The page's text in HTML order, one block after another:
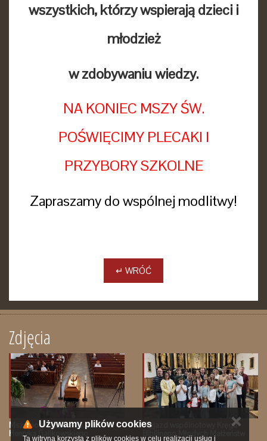
wszystkich, którzy wspierają dzieci i
młodzież
w zdobywaniu wiedzy.
NA KONIEC MSZY ŚW.
POŚWIĘCIMY PLECAKI I
PRZYBORY SZKOLNE
Zapraszamy do wspólnej modlitwy!
↵ WRÓĆ
Zdjęcia
Msza pogrzebowa śp. Ks.
Henryka Galikowskiego
Wyjazd wspólnotowy Kręgu
Biblijnego Młodych Małżeństw
Używamy plików cookies
Ta witryna korzysta z plików cookies w celu realizacji usług i
✕